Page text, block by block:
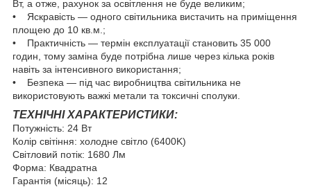
Вт, а отже, рахунок за освітлення не буде великим;
• Яскравість — одного світильника вистачить на приміщення
площею до 10 кв.м.;
• Практичність — термін експлуатації становить 35 000
годин, тому заміна буде потрібна лише через кілька років
навіть за інтенсивного використання;
• Безпека — під час виробництва світильника не
використовують важкі метали та токсичні сполуки.
ТЕХНІЧНІ ХАРАКТЕРИСТИКИ:
Потужність: 24 Вт
Колір світіння: холодне світло (6400K)
Світловий потік: 1680 Лм
Форма: Квадратна
Гарантія (місяць): 12